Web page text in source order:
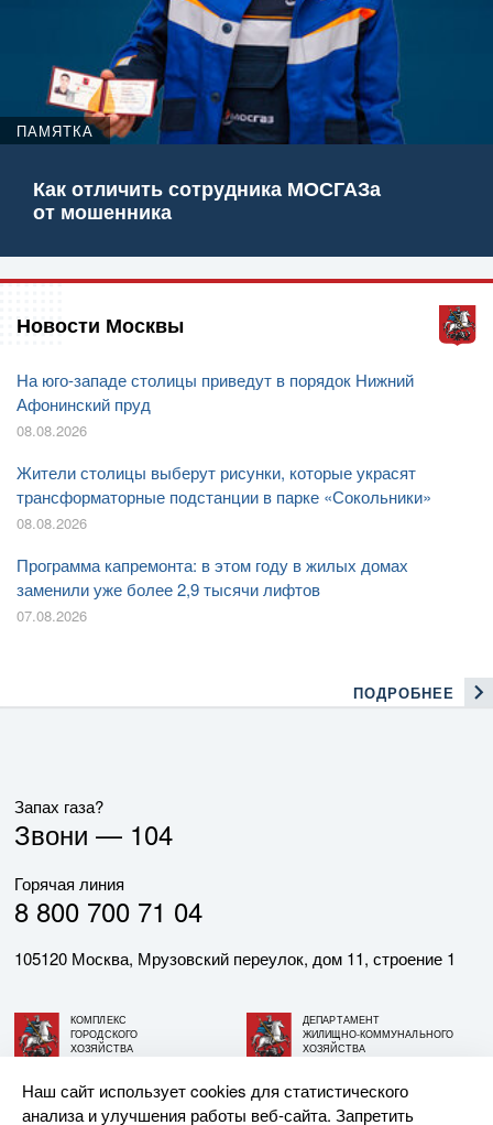
ПАМЯТКА
Как отличить сотрудника МОСГАЗа
от мошенника
Новости Москвы
На юго-западе столицы приведут в порядок Нижний
Афонинский пруд
08.08.2026
Жители столицы выберут рисунки, которые украсят
трансформаторные подстанции в парке «Сокольники»
08.08.2026
Программа капремонта: в этом году в жилых домах
заменили уже более 2,9 тысячи лифтов
07.08.2026
ПОДРОБНЕЕ
Запах газа?
Звони — 104
Горячая линия
8 800 700 71 04
105120 Москва, Мрузовский переулок, дом 11, строение 1
КОМПЛЕКС
ГОРОДСКОГО
ХОЗЯЙСТВА
ДЕПАРТАМЕНТ
ЖИЛИЩНО-КОММУНАЛЬНОГО
ХОЗЯЙСТВА
Наш сайт использует cookies для статистического
анализа и улучшения работы веб-сайта. Запретить